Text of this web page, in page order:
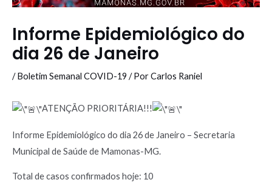
Informe Epidemiológico do
dia 26 de Janeiro
/Boletim Semanal COVID-19 / PorCarlos Raniel
ATENÇÃO PRIORITÁRIA!!!
Informe Epidemiológico do dia 26 de Janeiro – Secretaria
Municipal de Saúde de Mamonas-MG.
Total de casos confirmados hoje: 10